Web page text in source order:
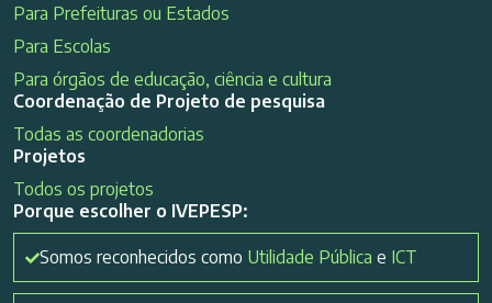
Para Prefeituras ou Estados
Para Escolas
Para órgãos de educação, ciência e cultura
Coordenação de Projeto de pesquisa
Todas as coordenadorias
Projetos
Todos os projetos
Porque escolher o IVEPESP:
Somos reconhecidos como Utilidade Pública e ICT